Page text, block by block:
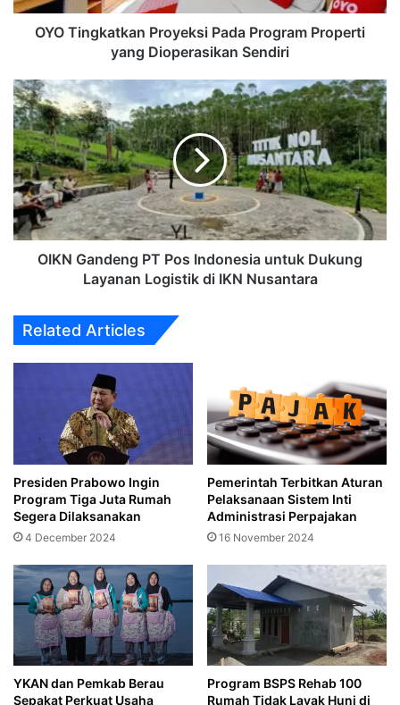
Sendiri
OYO Tingkatkan Proyeksi Pada Program Properti
yang Dioperasikan Sendiri
OIKN
Gandeng
PT
Pos
Indonesia
untuk
Dukung
Layanan
Logistik
OIKN Gandeng PT Pos Indonesia untuk Dukung
Layanan Logistik di IKN Nusantara
Related Articles
Presiden Prabowo Ingin
Program Tiga Juta Rumah
Segera Dilaksanakan
4 December 2024
Pemerintah Terbitkan Aturan
Pelaksanaan Sistem Inti
Administrasi Perpajakan
16 November 2024
YKAN dan Pemkab Berau
Sepakat Perkuat Usaha
Program BSPS Rehab 100
Rumah Tidak Layak Huni di